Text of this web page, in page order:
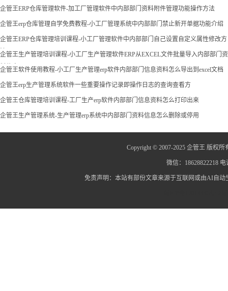
企管王ERP仓库管理软件-加工厂管理软件中内部部门资料附件管理功能操作方法
企管王erp仓库管理自学免费教程-小工厂管理系统中内部部门禁止新开单据功能介绍
企管王ERP仓库管理培训课程-小工厂管理软件中内部部门自己设置自定义属性修改方
法
企管王生产管理培训课程-小工厂生产管理软件ERP从EXCEL文件批量导入内部部门资
料信息
企管王软件使用教程-小工厂生产管理erp软件内部部门信息资料怎么导出到excel文档
企管王erp生产管理系统软件一些重要操作记录即操作日志的查询查看方
企管王仓库管理培训课程-工厂生产erp软件内部部门信息资料怎么打印出来
企管王生产管理系统-生产管理erp系统中内部部门资料信息怎么删除或停用
Copyright © 2007-2025 企管王 版权所
微信：18628822218
免责声明：本站有部份文章来源于互联网或由AI自